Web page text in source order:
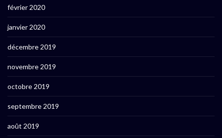
février 2020
janvier 2020
décembre 2019
novembre 2019
octobre 2019
septembre 2019
août 2019